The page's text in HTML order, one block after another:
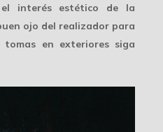
interés estético de la
ojo del realizador para
tomas en exteriores siga